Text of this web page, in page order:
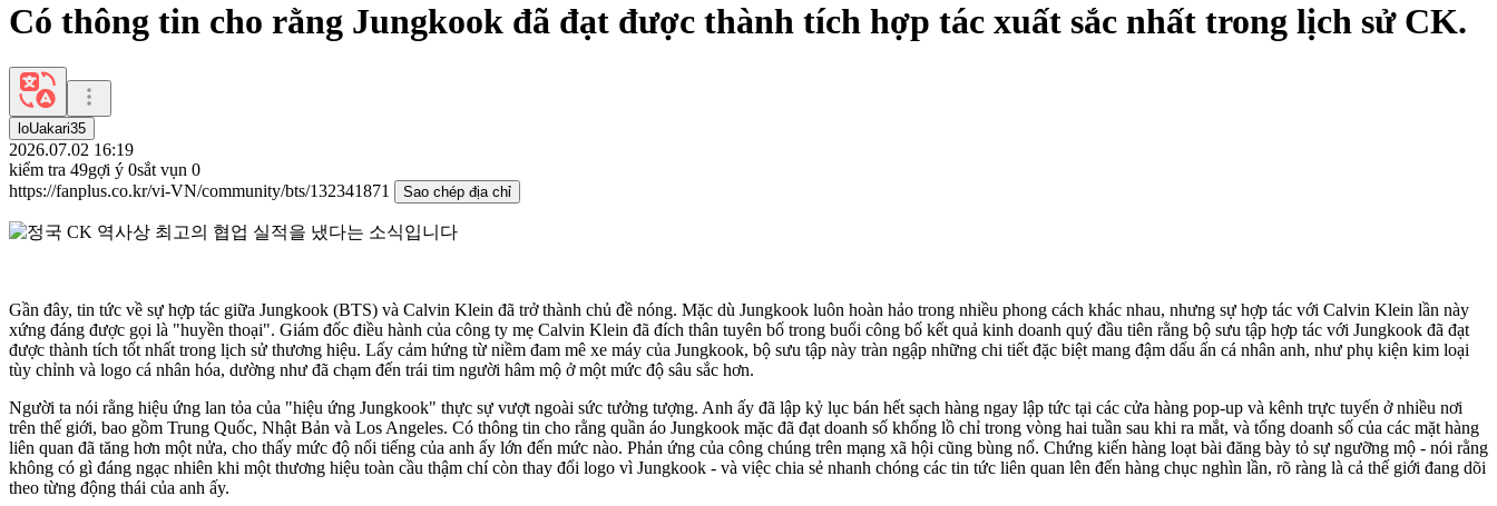
Có thông tin cho rằng Jungkook đã đạt được thành tích hợp tác xuất sắc nhất trong lịch sử CK.
loUakari35
2026.07.02 16:19
kiểm tra 49gợi ý 0sắt vụn 0
https://fanplus.co.kr/vi-VN/community/bts/132341871
Sao chép địa chỉ
Gần đây, tin tức về sự hợp tác giữa Jungkook (BTS) và Calvin Klein đã trở thành chủ đề nóng. Mặc dù Jungkook luôn hoàn hảo trong nhiều phong cách khác nhau, nhưng sự hợp tác với Calvin Klein lần này
xứng đáng được gọi là "huyền thoại". Giám đốc điều hành của công ty mẹ Calvin Klein đã đích thân tuyên bố trong buổi công bố kết quả kinh doanh quý đầu tiên rằng bộ sưu tập hợp tác với Jungkook đã đạt
được thành tích tốt nhất trong lịch sử thương hiệu. Lấy cảm hứng từ niềm đam mê xe máy của Jungkook, bộ sưu tập này tràn ngập những chi tiết đặc biệt mang đậm dấu ấn cá nhân anh, như phụ kiện kim loại
tùy chỉnh và logo cá nhân hóa, dường như đã chạm đến trái tim người hâm mộ ở một mức độ sâu sắc hơn.
Người ta nói rằng hiệu ứng lan tỏa của "hiệu ứng Jungkook" thực sự vượt ngoài sức tưởng tượng. Anh ấy đã lập kỷ lục bán hết sạch hàng ngay lập tức tại các cửa hàng pop-up và kênh trực tuyến ở nhiều nơi
trên thế giới, bao gồm Trung Quốc, Nhật Bản và Los Angeles. Có thông tin cho rằng quần áo Jungkook mặc đã đạt doanh số khổng lồ chỉ trong vòng hai tuần sau khi ra mắt, và tổng doanh số của các mặt hàng
liên quan đã tăng hơn một nửa, cho thấy mức độ nổi tiếng của anh ấy lớn đến mức nào. Phản ứng của công chúng trên mạng xã hội cũng bùng nổ. Chứng kiến ​​​​hàng loạt bài đăng bày tỏ sự ngưỡng mộ - nói rằng
không có gì đáng ngạc nhiên khi một thương hiệu toàn cầu thậm chí còn thay đổi logo vì Jungkook - và việc chia sẻ nhanh chóng các tin tức liên quan lên đến hàng chục nghìn lần, rõ ràng là cả thế giới đang dõi
theo từng động thái của anh ấy.